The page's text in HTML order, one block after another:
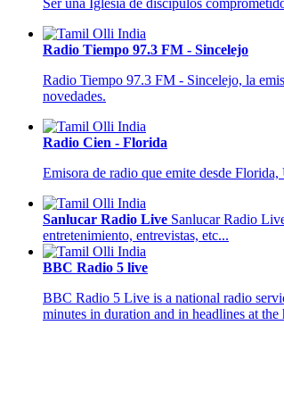
Ser una Iglesia de discípulos
Radio Tiempo 97.3 FM - Sincelejo
Radio Tiempo 97.3 FM - Sincelejo, la
novedades.
Radio Cien - Florida
Emisora de radio que emite desde
Sanlucar Radio Live Sanlucar Radio
entretenimiento, entrevistas, etc...
BBC Radio 5 live
BBC Radio 5 Live is a national radio
minutes in duration and in headlines at the